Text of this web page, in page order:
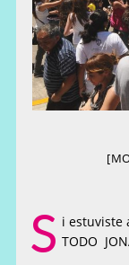
S i estuviste
TODO